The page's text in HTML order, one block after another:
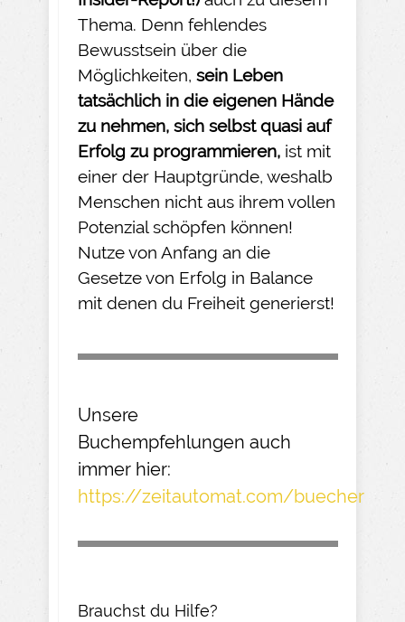
Thema. Denn fehlendes
Bewusstsein über die
Möglichkeiten, sein Leben
tatsächlich in die eigenen Hände
zu nehmen, sich selbst quasi auf
Erfolg zu programmieren, ist mit
einer der Hauptgründe, weshalb
Menschen nicht aus ihrem vollen
Potenzial schöpfen können!
Nutze von Anfang an die
Gesetze von Erfolg in Balance
mit denen du Freiheit generierst!
Unsere
Buchempfehlungen auch
immer hier:
https://zeitautomat.com/buecher
Brauchst du Hilfe?